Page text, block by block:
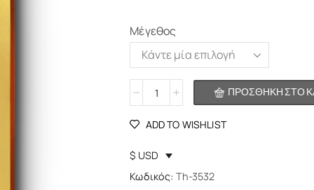
Μέγεθος
ΠΡΟΣΘΉΚΗ ΣΤΟ
Alternative:
ADD TO WISHLIST
$ USD
Κωδικός: Th-3532